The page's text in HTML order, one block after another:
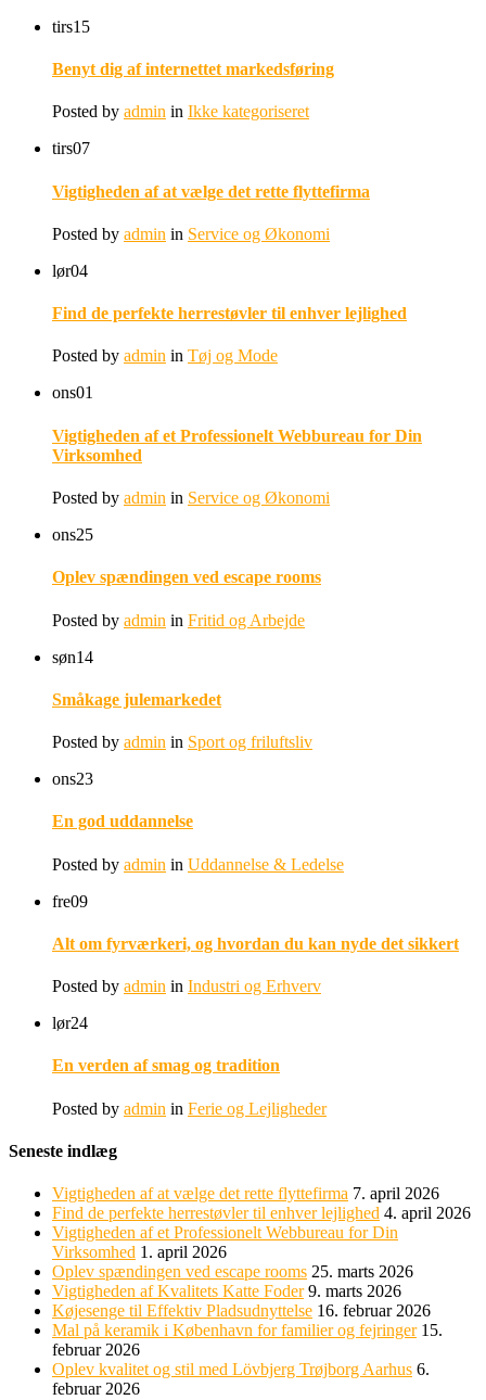
tirs15
Benyt dig af internettet markedsføring
Posted by admin in Ikke kategoriseret
tirs07
Vigtigheden af at vælge det rette flyttefirma
Posted by admin in Service og Økonomi
lør04
Find de perfekte herrestøvler til enhver lejlighed
Posted by admin in Tøj og Mode
ons01
Vigtigheden af et Professionelt Webbureau for Din
Virksomhed
Posted by admin in Service og Økonomi
ons25
Oplev spændingen ved escape rooms
Posted by admin in Fritid og Arbejde
søn14
Småkage julemarkedet
Posted by admin in Sport og friluftsliv
ons23
En god uddannelse
Posted by admin in Uddannelse & Ledelse
fre09
Alt om fyrværkeri, og hvordan du kan nyde det sikkert
Posted by admin in Industri og Erhverv
lør24
En verden af smag og tradition
Posted by admin in Ferie og Lejligheder
Seneste indlæg
Vigtigheden af at vælge det rette flyttefirma 7. april 2026
Find de perfekte herrestøvler til enhver lejlighed 4. april 2026
Vigtigheden af et Professionelt Webbureau for Din
Virksomhed 1. april 2026
Oplev spændingen ved escape rooms 25. marts 2026
Vigtigheden af Kvalitets Katte Foder 9. marts 2026
Køjesenge til Effektiv Pladsudnyttelse 16. februar 2026
Mal på keramik i København for familier og fejringer 15.
februar 2026
Oplev kvalitet og stil med Lövbjerg Trøjborg Aarhus 6.
februar 2026